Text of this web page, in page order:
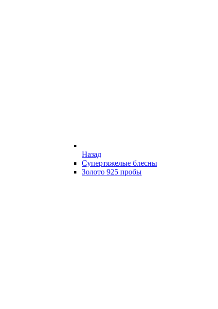
Назад
Супертяжелые блесны
Золото 925 пробы